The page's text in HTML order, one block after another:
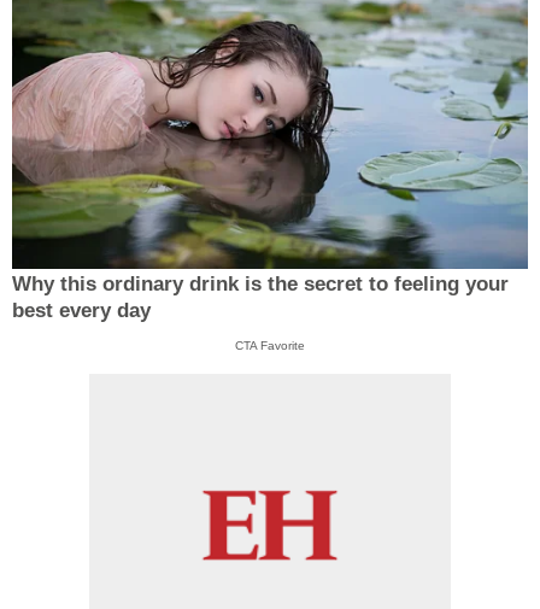
Why this ordinary drink is the secret to feeling your
best every day
CTA Favorite